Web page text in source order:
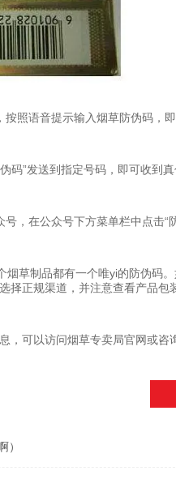
照语音提示输入烟草防伪码，即
码”发送到指定号码，即可收到真
，在公众号下方菜单栏中点击“
烟草制品都有一个唯yi的防伪码
择正规渠道，并注意查看产品包
，可以访问烟草专卖局官网或咨
）